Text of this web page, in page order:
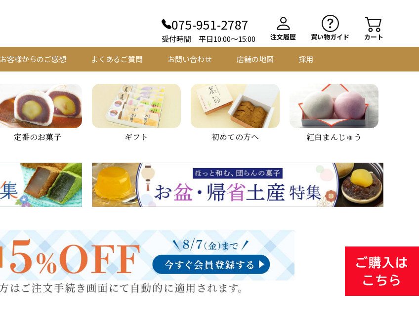
075-951-2787
受付時間 平日10:00～15:00 注文履歴 買い物ガイド カート
お客様からのご感想 よくあるご質問 お問い合わせ 店舗の地図 採用
定番のお菓子 ギフト 初めての方へ 紅白まんじゅう